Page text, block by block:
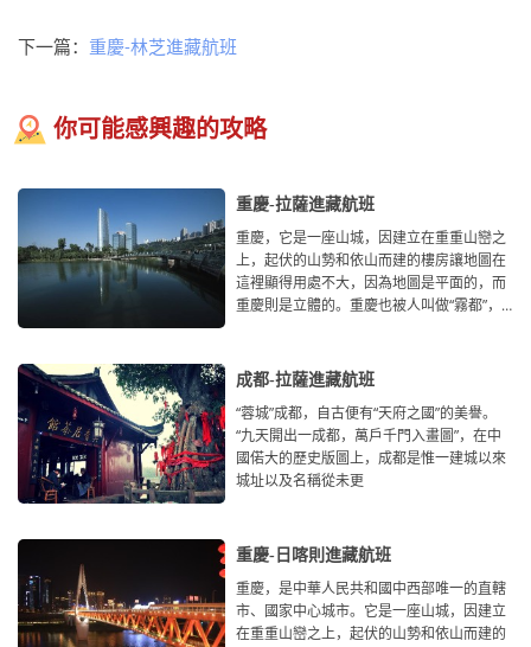
下一篇： 重慶-林芝進藏航班
你可能感興趣的攻略
重慶-拉薩進藏航班
重慶，它是一座山城，因建立在重重山巒之
上，起伏的山勢和依山而建的樓房讓地圖在
這裡顯得用處不大，因為地圖是平面的，而
重慶則是立體的。重慶也被人叫做“霧都”，
成都-拉薩進藏航班
“蓉城”成都，自古便有“天府之國”的美譽。
“九天開出一成都，萬戶千門入畫圖”，在中
國偌大的歷史版圖上，成都是惟一建城以來
城址以及名稱從未更
重慶-日喀則進藏航班
重慶，是中華人民共和國中西部唯一的直轄
市、國家中心城市。它是一座山城，因建立
在重重山巒之上，起伏的山勢和依山而建的